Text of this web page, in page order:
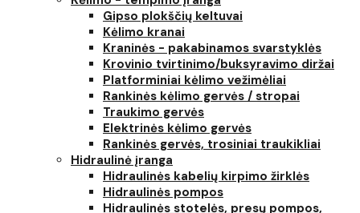
Gipso plokščių keltuvai
Kėlimo kranai
Kraninės - pakabinamos svarstyklės
Krovinio tvirtinimo/buksyravimo diržai
Platforminiai kėlimo vežimėliai
Rankinės kėlimo gervės / stropai
Traukimo gervės
Elektrinės kėlimo gervės
Rankinės gervės, trosiniai traukikliai
Hidraulinė įranga
Hidraulinės kabelių kirpimo žirklės
Hidraulinės pompos
Hidraulinės stotelės, presų pompos,